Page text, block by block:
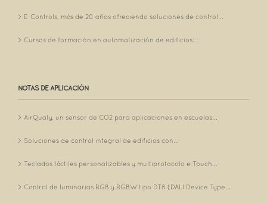
E-Controls, más de 20 años ofreciendo soluciones de control...
Cursos de formación en automatización de edificios:...
NOTAS DE APLICACIÓN
AirQualy, un sensor de CO2 para aplicaciones en escuelas...
Soluciones de control integral de edificios con...
Teclados táctiles personalizables y multiprotocolo e-Touch...
Control de luminarias RGB y RGBW tipo DT8 (DALI Device Type...